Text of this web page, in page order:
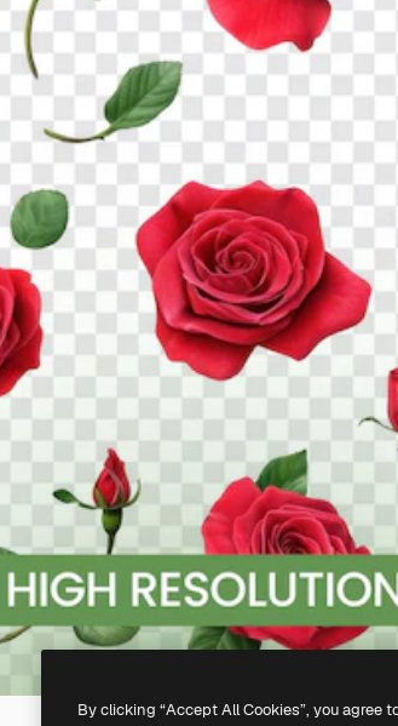
By clicking “Accept All Cookies”, you